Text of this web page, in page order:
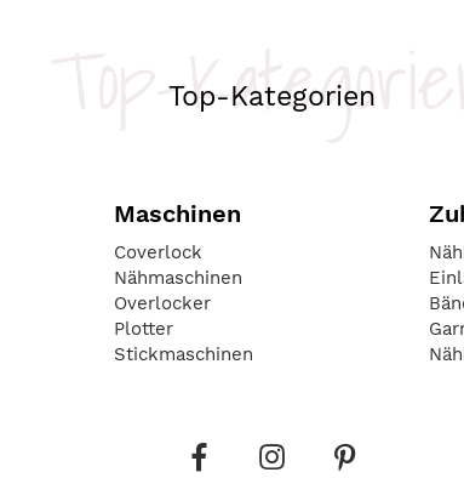
Top-Kategorien
Top-Kategorien
Maschinen
Coverlock
Nähmaschinen
Overlocker
Plotter
Stickmaschinen